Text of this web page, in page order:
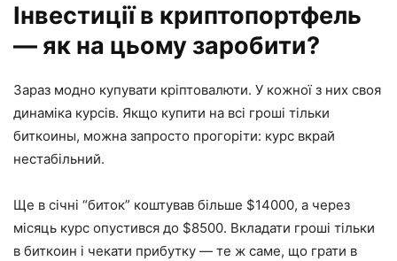
Інвестиції в криптопортфель
— як на цьому заробити?
Зараз модно купувати кріптовалюти. У кожної з них своя
динаміка курсів. Якщо купити на всі гроші тільки
биткоины, можна запросто прогоріти: курс вкрай
нестабільний.
Ще в січні “биток” коштував більше $14000, а через
місяць курс опустився до $8500. Вкладати гроші тільки
в биткоин і чекати прибутку — те ж саме, що грати в